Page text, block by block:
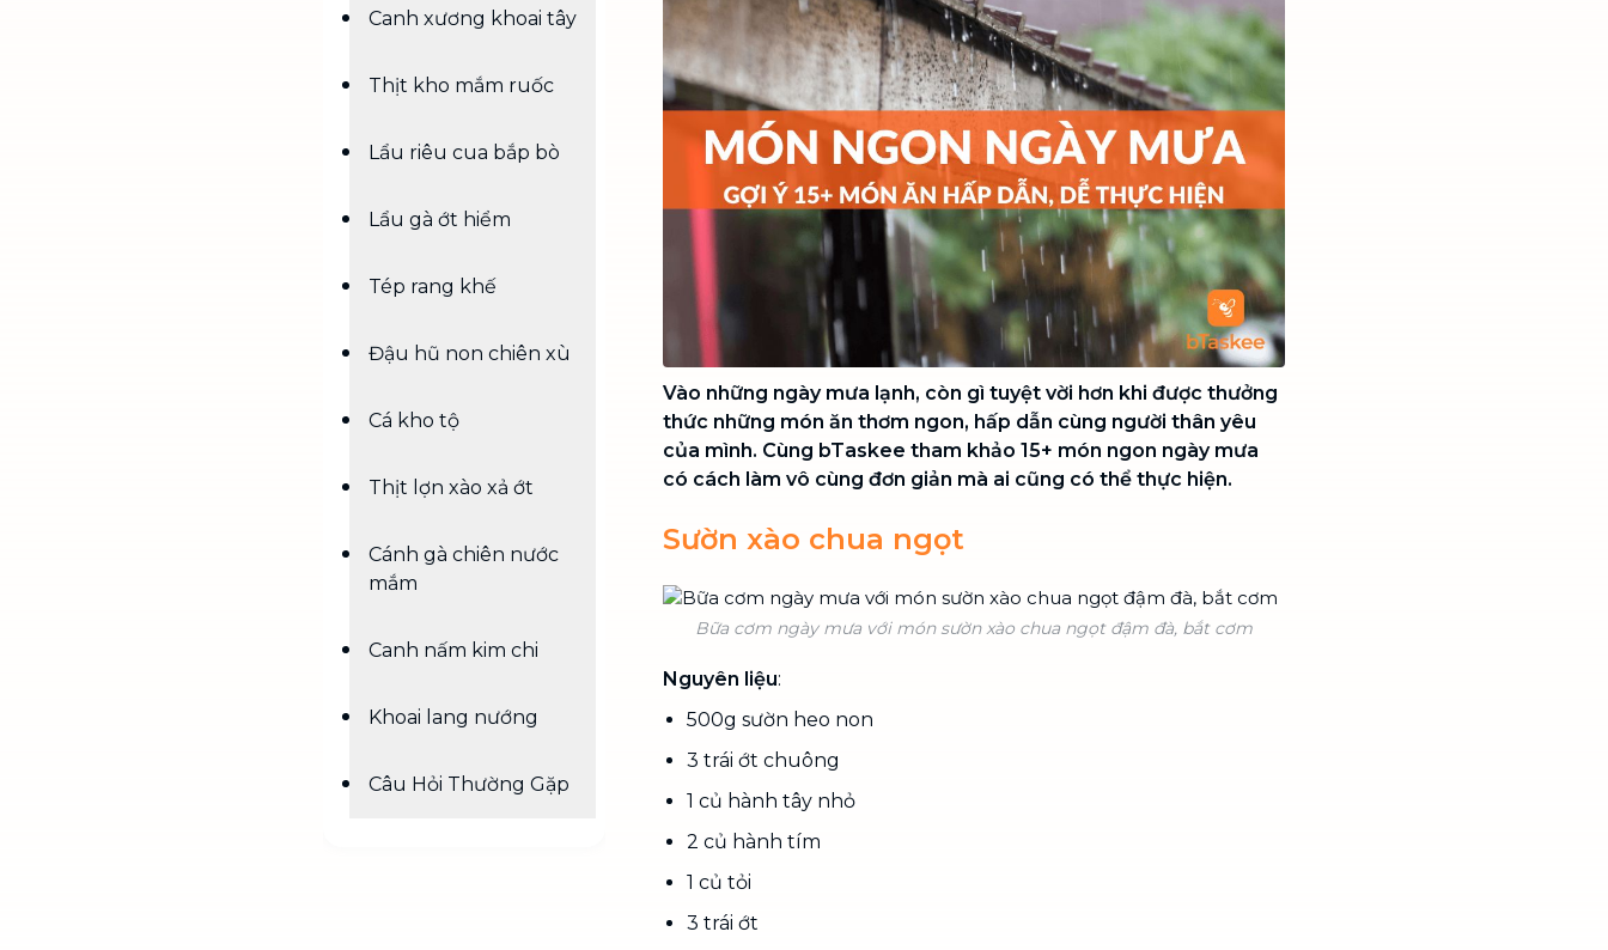
Chuyển nhà trọn gói, không lo dọn
dẹp nơi đi nơi đến
Vệ sinh công nghiệp NEW
Vệ sinh chuyên nghiệp cho văn
phòng, nhà xưởng, công trình lớn
Canh xương khoai tây
Thịt kho mắm ruốc
Lẩu riêu cua bắp bò
Lẩu gà ớt hiểm
Tép rang khế
Đậu hũ non chiên xù
Cá kho tộ
Thịt lợn xào xả ớt
Cánh gà chiên nước
mắm
Canh nấm kim chi
Khoai lang nướng
Câu Hỏi Thường Gặp
Vào những ngày mưa lạnh, còn gì tuyệt vời hơn khi được thưởng
thức những món ăn thơm ngon, hấp dẫn cùng người thân yêu
của mình. Cùng bTaskee tham khảo 15+ món ngon ngày mưa
có cách làm vô cùng đơn giản mà ai cũng có thể thực hiện.
Sườn xào chua ngọt
Bữa cơm ngày mưa với món sườn xào chua ngọt đậm đà, bắt cơm
Nguyên liệu:
500g sườn heo non
3 trái ớt chuông
1 củ hành tây nhỏ
2 củ hành tím
1 củ tỏi
3 trái ớt